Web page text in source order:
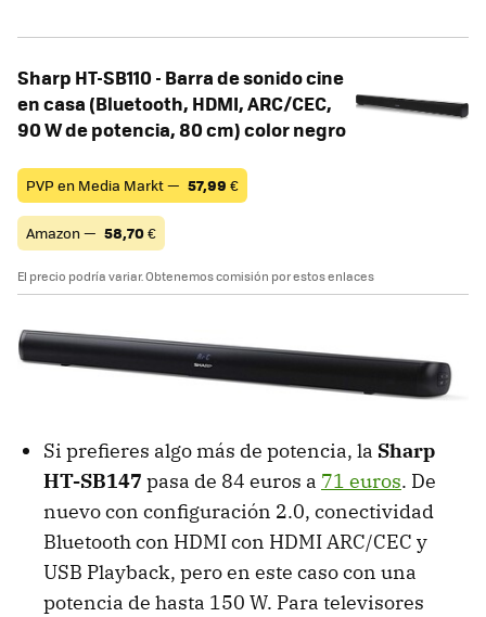
Sharp HT-SB110 - Barra de sonido cine
en casa (Bluetooth, HDMI, ARC/CEC,
90 W de potencia, 80 cm) color negro
PVP en Media Markt — 57,99 €
Amazon — 58,70€
El precio podría variar. Obtenemos comisión por estos enlaces
Si prefieres algo más de potencia, la Sharp
HT-SB147 pasa de 84 euros a 71 euros. De
nuevo con configuración 2.0, conectividad
Bluetooth con HDMI con HDMI ARC/CEC y
USB Playback, pero en este caso con una
potencia de hasta 150 W. Para televisores